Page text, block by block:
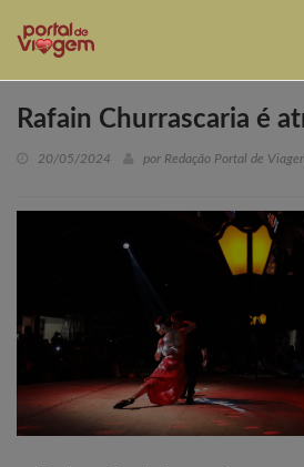
Rafain Churrascaria é
20/05/2024 por Redação Portal de